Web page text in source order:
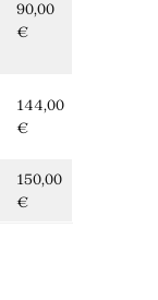
90,00
€
144,00
€
150,00
€